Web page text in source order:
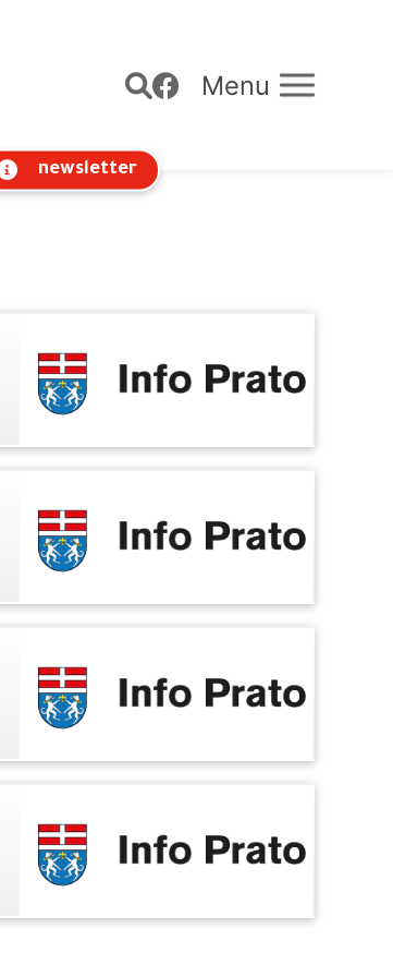
Menu
newsletter